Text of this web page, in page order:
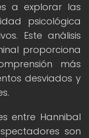
a explorar las
psicológica
Este análisis
proporciona
más
desviados y
entre Hannibal
son